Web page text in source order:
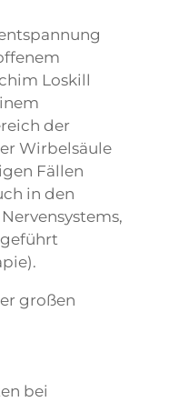
Loskill
der
Wirbelsäule
Fällen
in den
großen
bei